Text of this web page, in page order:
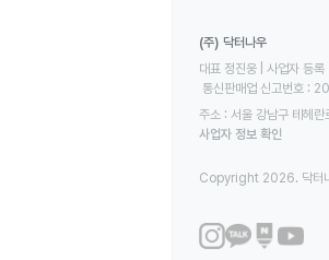
(주) 닥터나우
대표 정진웅 | 사업자
통신판매업 신고번호
주소 : 서울 강남구 테헤
사업자 정보 확인
Copyright 2026. 닥터